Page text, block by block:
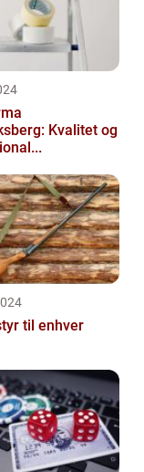
Kvalitet og
til enhver